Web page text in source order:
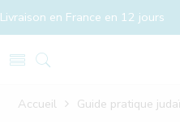
Livraison en France en 12 jours
Accueil Guide pratique